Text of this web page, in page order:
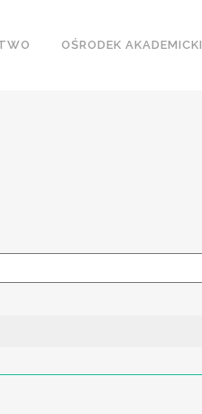
OŚRODEK AKADEMICKI